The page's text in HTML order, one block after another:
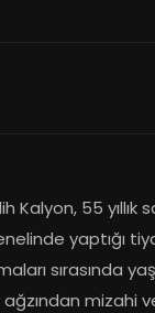
Kalyon, 55 yıllık
yaptığı
sırasında
ağzından mizahi